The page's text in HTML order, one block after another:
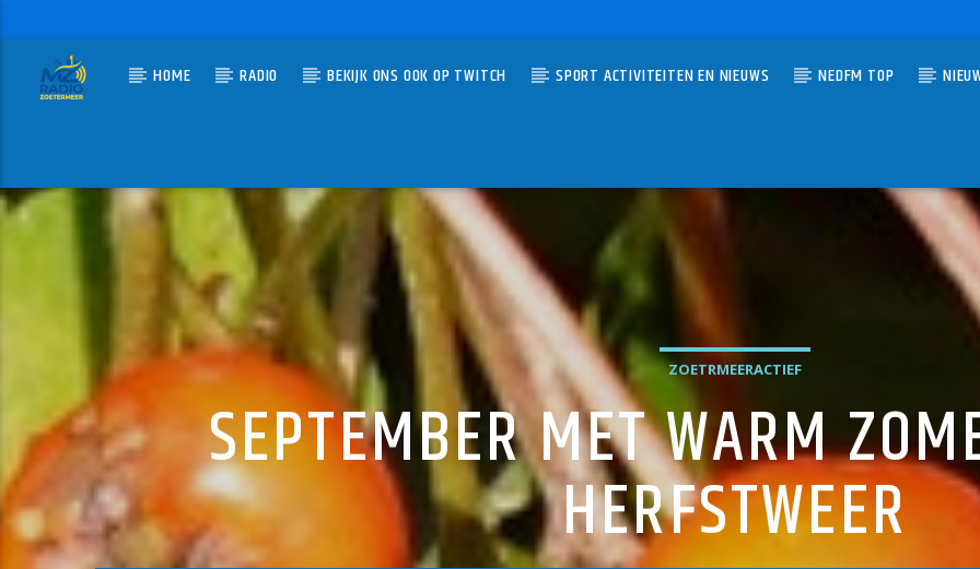
HOME RADIO BEKIJK ONS OOK OP TWITCH SPORT ACTIVITEITEN EN NIEUWS NEDFM TOP
MZ-RADIO
HUIDIG NUMMER
DE CONNECTIE
DE RUITER
ZOETRMEERACTIEF
SEPTEMBER MET WARM
HERFSTWEER